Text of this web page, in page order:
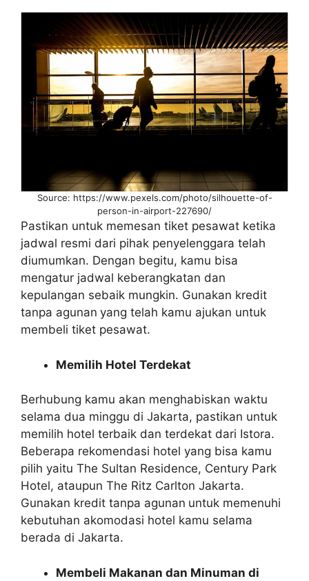
Source: https://www.pexels.com/photo/silhouette-of-
person-in-airport-227690/
Pastikan untuk memesan tiket pesawat ketika
jadwal resmi dari pihak penyelenggara telah
diumumkan. Dengan begitu, kamu bisa
mengatur jadwal keberangkatan dan
kepulangan sebaik mungkin. Gunakan kredit
tanpa agunan yang telah kamu ajukan untuk
membeli tiket pesawat.
Memilih Hotel Terdekat
Berhubung kamu akan menghabiskan waktu
selama dua minggu di Jakarta, pastikan untuk
memilih hotel terbaik dan terdekat dari Istora.
Beberapa rekomendasi hotel yang bisa kamu
pilih yaitu The Sultan Residence, Century Park
Hotel, ataupun The Ritz Carlton Jakarta.
Gunakan kredit tanpa agunan untuk memenuhi
kebutuhan akomodasi hotel kamu selama
berada di Jakarta.
Membeli Makanan dan Minuman di